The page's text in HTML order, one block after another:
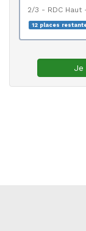
2/3 - RDC Haut
12 places